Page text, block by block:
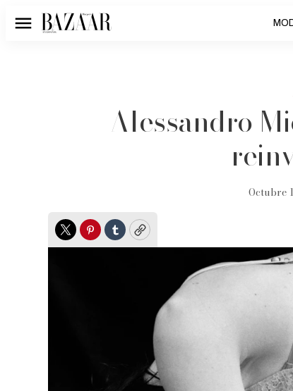
Menú
Alessandro
Octubre
TwitterPinterest
TumblrCopy